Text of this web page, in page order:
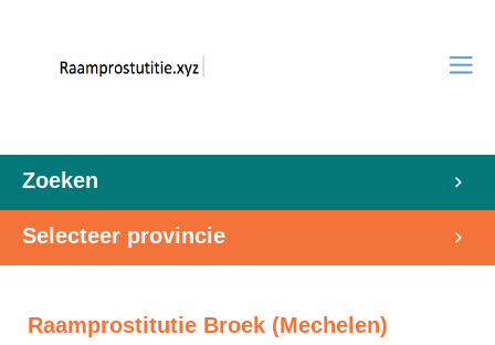
Zoeken
Selecteer provincie
Raamprostitutie Broek (Mechelen)